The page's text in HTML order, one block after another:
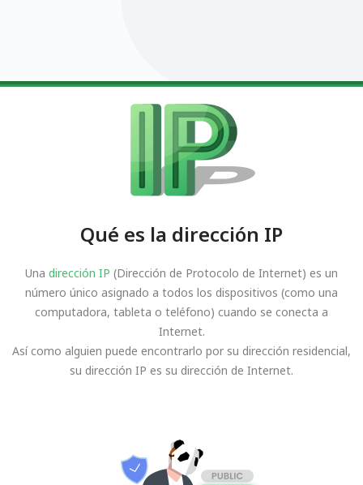
Qué es la dirección IP
Una dirección IP (Dirección de Protocolo de Internet) es un
número único asignado a todos los dispositivos (como una
computadora, tableta o teléfono) cuando se conecta a
Internet.
Así como alguien puede encontrarlo por su dirección residencial,
su dirección IP es su dirección de Internet.